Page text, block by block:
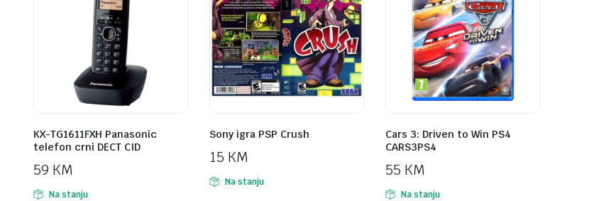
KX-TG1611FXH Panasonic
telefon crni DECT CID
59 KM
Na stanju
Sony igra PSP Crush
15 KM
Na stanju
Cars 3: Driven to Win PS4
CARS3PS4
55 KM
Na stanju